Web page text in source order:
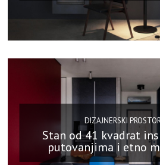
DIZAJNERSKI
Stan od 41 kvadrat
putovanjima i etno